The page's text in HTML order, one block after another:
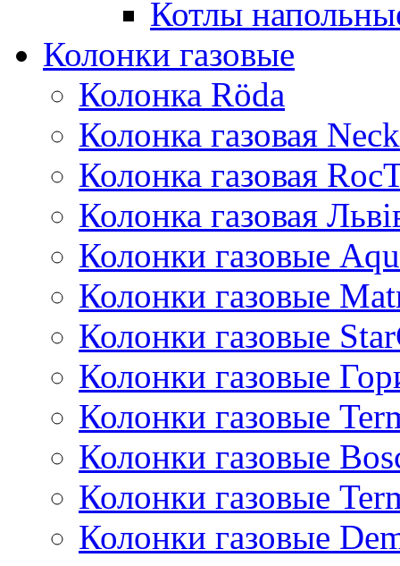
Котлы
Колонки газовые
Колонка Rӧda
Колонка газовая
Колонка газовая
Колонка газовая
Колонки газовые
Колонки газовые
Колонки газовые
Колонки газовые
Колонки газовые
Колонки газовые
Колонки газовые
Колонки газовые